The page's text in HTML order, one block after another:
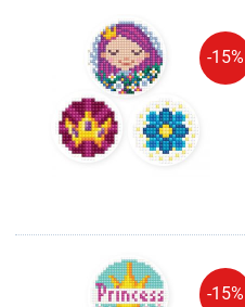
-15%
-15%